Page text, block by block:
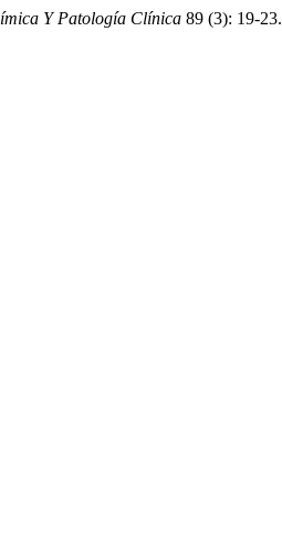
Y Patología Clínica 89 (3): 19-23.